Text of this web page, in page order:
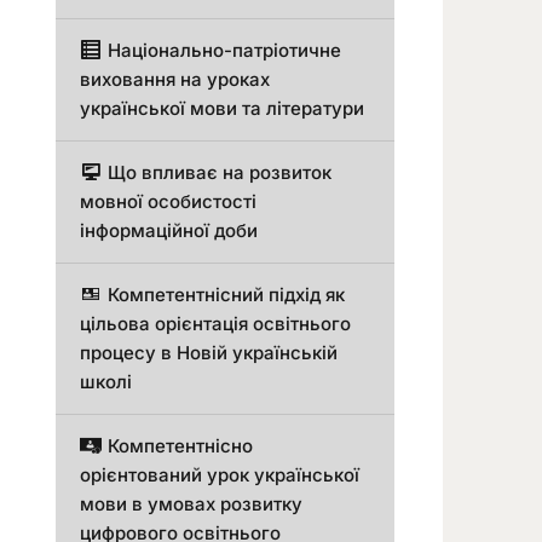
Національно-патріотичне
виховання на уроках
української мови та літератури
Що впливає на розвиток
мовної особистості
інформаційної доби
Компетентнісний підхід як
цільова орієнтація освітнього
процесу в Новій українській
школі
Компетентнісно
орієнтований урок української
мови в умовах розвитку
цифрового освітнього